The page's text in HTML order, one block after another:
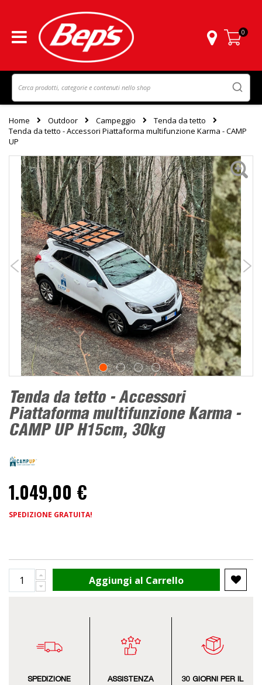
Carrello
0
Home Outdoor Campeggio
Tenda da tetto
Tenda da tetto - Accessori Piattaforma multifunzione Karma - CAMP
UP
Tenda da tetto - Accessori
Piattaforma multifunzione Karma -
CAMP UP H15cm, 30kg
1.049,00 €
SPEDIZIONE GRATUITA!
Aggiungi al Carrello
SPEDIZIONE
ASSISTENZA
30 GIORNI PER IL